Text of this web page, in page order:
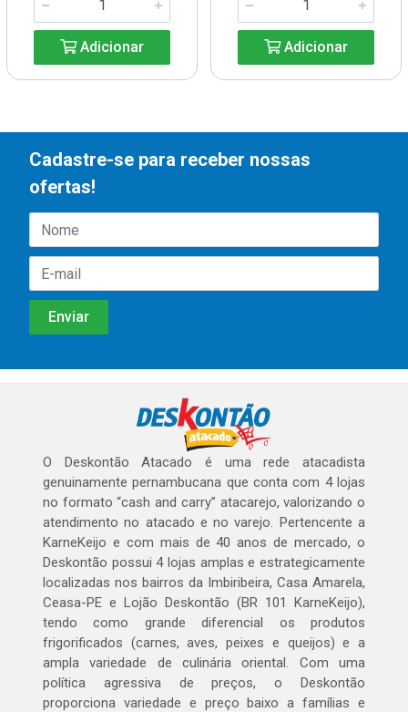
Adicionar Adicionar
Cadastre-se para receber nossas
ofertas!
O Deskontão Atacado é uma rede atacadista
genuinamente pernambucana que conta com 4 lojas
no formato “cash and carry” atacarejo, valorizando o
atendimento no atacado e no varejo. Pertencente a
KarneKeijo e com mais de 40 anos de mercado, o
Deskontão possui 4 lojas amplas e estrategicamente
localizadas nos bairros da Imbiribeira, Casa Amarela,
Ceasa-PE e Lojão Deskontão (BR 101 KarneKeijo),
tendo como grande diferencial os produtos
frigorificados (carnes, aves, peixes e queijos) e a
ampla variedade de culinária oriental. Com uma
política agressiva de preços, o Deskontão
proporciona variedade e preço baixo a famílias e